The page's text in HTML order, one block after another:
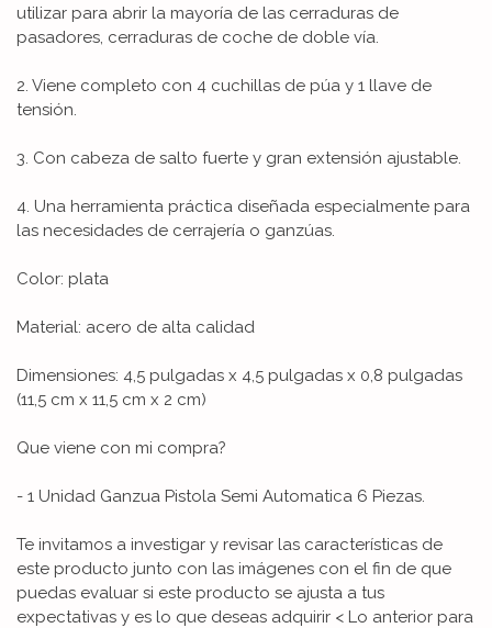
utilizar para abrir la mayoría de las cerraduras de
pasadores, cerraduras de coche de doble vía.
2. Viene completo con 4 cuchillas de púa y 1 llave de
tensión.
3. Con cabeza de salto fuerte y gran extensión ajustable.
4. Una herramienta práctica diseñada especialmente para
las necesidades de cerrajería o ganzúas.
Color: plata
Material: acero de alta calidad
Dimensiones: 4,5 pulgadas x 4,5 pulgadas x 0,8 pulgadas
(11,5 cm x 11,5 cm x 2 cm)
Que viene con mi compra?
- 1 Unidad Ganzua Pistola Semi Automatica 6 Piezas.
Te invitamos a investigar y revisar las características de
este producto junto con las imágenes con el fin de que
puedas evaluar si este producto se ajusta a tus
expectativas y es lo que deseas adquirir < Lo anterior para